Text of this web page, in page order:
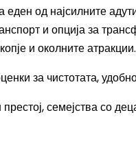
еден од најсилните
и опција за
и околните атракции.
за чистотата,
семејства со